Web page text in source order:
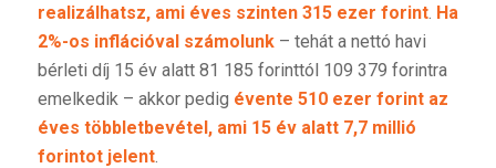
realizálhatsz, ami éves szinten 315 ezer forint. Ha
2%-os inflációval számolunk– tehát a nettó havi
bérleti díj 15 év alatt 81 185 forinttól 109 379 forintra
emelkedik – akkor pedig évente 510 ezer forint az
éves többletbevétel, ami 15 év alatt 7,7 millió
forintot jelent.